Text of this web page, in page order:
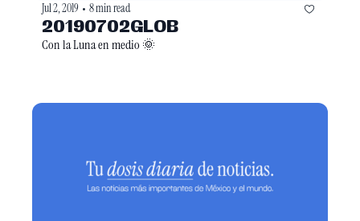
Jul 2, 2019 • 8 min read
20190702GLOB
Con la Luna en medio 🌞